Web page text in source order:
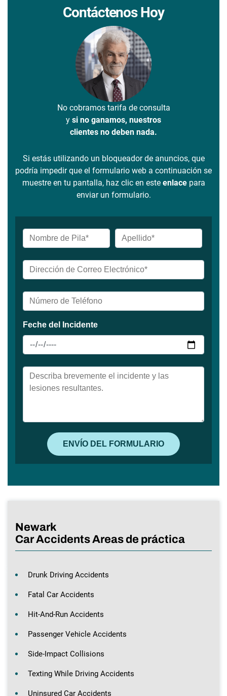
Contáctenos Hoy
No cobramos tarifa de consulta
y si no ganamos, nuestros
clientes no deben nada.
Si estás utilizando un bloqueador de anuncios, que
podría impedir que el formulario web a continuación se
muestre en tu pantalla, haz clic en este enlacepara
enviar un formulario.
Newark
Car Accidents Areas de práctica
Drunk Driving Accidents
Fatal Car Accidents
Hit-And-Run Accidents
Passenger Vehicle Accidents
Side-Impact Collisions
Texting While Driving Accidents
Uninsured Car Accidents